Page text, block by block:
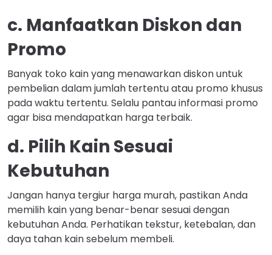
c. Manfaatkan Diskon dan
Promo
Banyak toko kain yang menawarkan diskon untuk
pembelian dalam jumlah tertentu atau promo khusus
pada waktu tertentu. Selalu pantau informasi promo
agar bisa mendapatkan harga terbaik.
d. Pilih Kain Sesuai
Kebutuhan
Jangan hanya tergiur harga murah, pastikan Anda
memilih kain yang benar-benar sesuai dengan
kebutuhan Anda. Perhatikan tekstur, ketebalan, dan
daya tahan kain sebelum membeli.